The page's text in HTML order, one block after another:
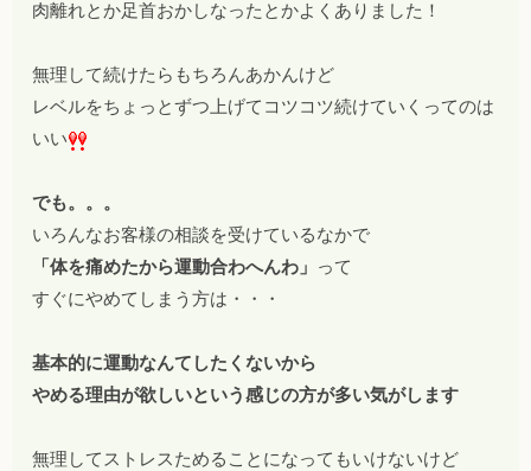
肉離れとか足首おかしなったとかよくありました！
無理して続けたらもちろんあかんけど
レベルをちょっとずつ上げてコツコツ続けていくってのは
いい
でも。。。
いろんなお客様の相談を受けているなかで
「体を痛めたから運動合わへんわ」
って
すぐにやめてしまう方は・・・
基本的に運動なんてしたくないから
やめる理由が欲しいという感じの方が多い気がします
無理してストレスためることになってもいけないけど